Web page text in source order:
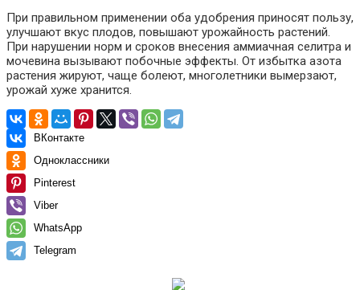
При правильном применении оба удобрения приносят пользу,
улучшают вкус плодов, повышают урожайность растений.
При нарушении норм и сроков внесения аммиачная селитра и
мочевина вызывают побочные эффекты. От избытка азота
растения жируют, чаще болеют, многолетники вымерзают,
урожай хуже хранится.
ВКонтакте
Одноклассники
Pinterest
Viber
WhatsApp
Telegram